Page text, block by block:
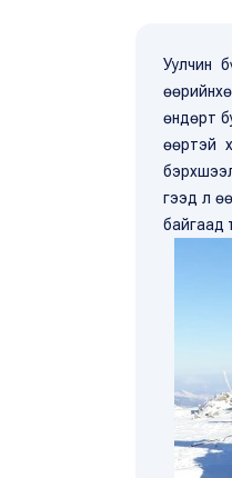
Уулчин
өндөрт
өөртэй
гээд л
байгаад